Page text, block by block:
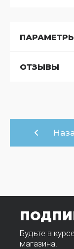
ОТЗЫВЫ
Будьте в
магазина!